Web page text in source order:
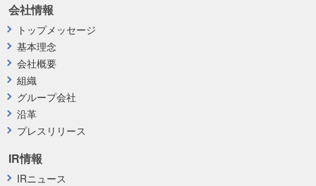
会社情報
トップメッセージ
基本理念
会社概要
組織
グループ会社
沿革
プレスリリース
IR情報
IRニュース